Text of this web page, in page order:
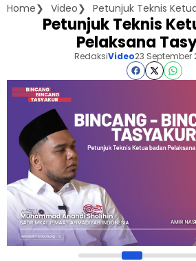
Home Video
Petunjuk Teknis
Pelaksana
RedaksiVideo23 September